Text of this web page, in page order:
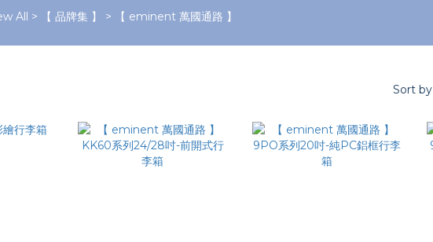
All > 【 品牌集 】 > 【 eminent 萬國通路 】
Sort by